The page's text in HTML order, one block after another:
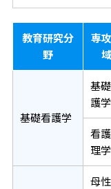
教育研究分
野
専
域
基礎看護学
基
護学
看
理学
母